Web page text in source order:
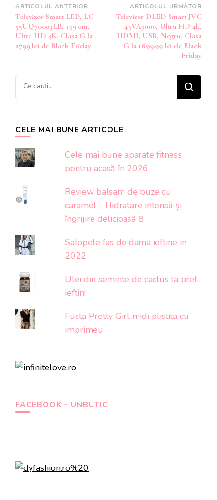
Navigare
în
articole
ARTICOLUL ANTERIOR
Televizor Smart LED, LG
55UQ70003LB, 139 cm,
Ultra HD 4K, Clasa G la
2799 lei de Black Friday
ARTICOLUL URMĂTOR
Televizor DLED Smart JVC
43VA3000, Ultra HD 4k,
HDMI, USB, Negru, Clasa
G la 1899.99 lei de Black
Friday
Cauți
ceva?
CELE MAI BUNE ARTICOLE
Cele mai bune aparate fitness
pentru acasă în 2026
Review balsam de buze cu
caramel - Hidratare intensă și
îngrijire delicioasă 8
Salopete fas de dama ieftine in
2022
Ulei din seminte de cactus la pret
ieftin!
Fusta Pretty Girl midi plisata cu
imprimeu
FACEBOOK – UNBUTIC